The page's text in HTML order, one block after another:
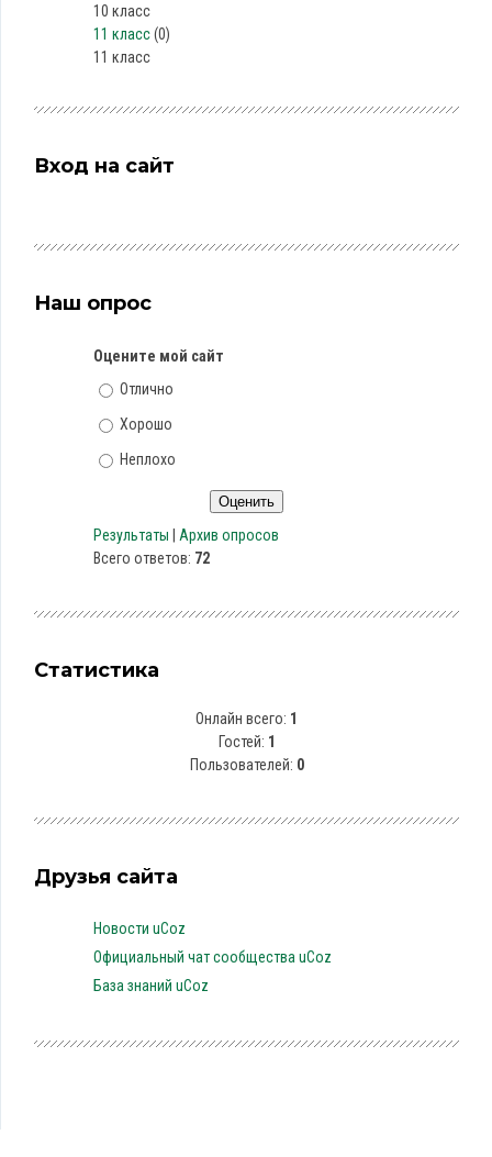
10 класс
11 класс (0)
11 класс
Вход на сайт
Наш опрос
Оцените мой сайт
Отлично
Хорошо
Неплохо
Результаты
Архив опросов
Всего ответов: 72
Статистика
Онлайн всего: 1
Гостей: 1
Пользователей: 0
Друзья сайта
Новости uCoz
Официальный чат сообщества uCoz
База знаний uCoz